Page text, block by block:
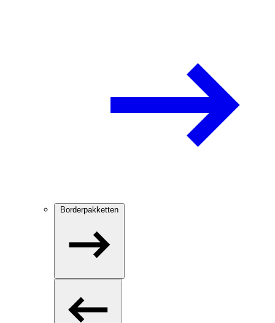
Borderpakketten